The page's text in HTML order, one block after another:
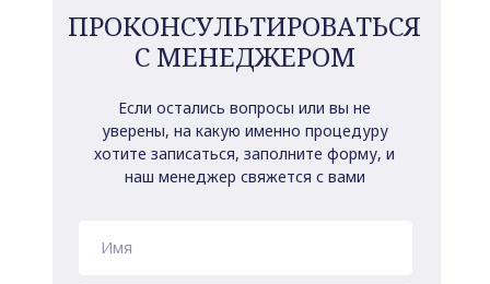
ПРОКОНСУЛЬТИРОВАТЬСЯ
С МЕНЕДЖЕРОМ
Если остались вопросы или вы не
уверены, на какую именно процедуру
хотите записаться, заполните форму, и
наш менеджер свяжется с вами